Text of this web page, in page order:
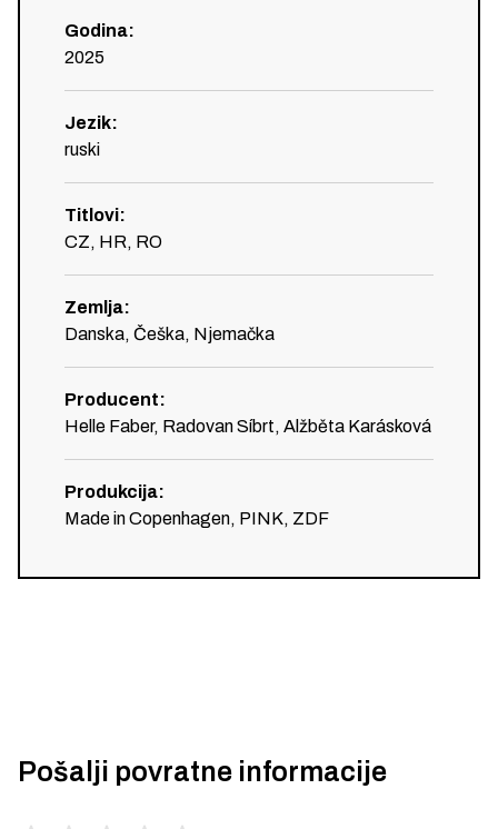
Godina:
2025
Jezik:
ruski
Titlovi:
CZ, HR, RO
Zemlja:
Danska, Češka, Njemačka
Producent:
Helle Faber, Radovan Síbrt, Alžběta Karásková
Produkcija:
Made in Copenhagen, PINK, ZDF
Pošalji povratne informacije